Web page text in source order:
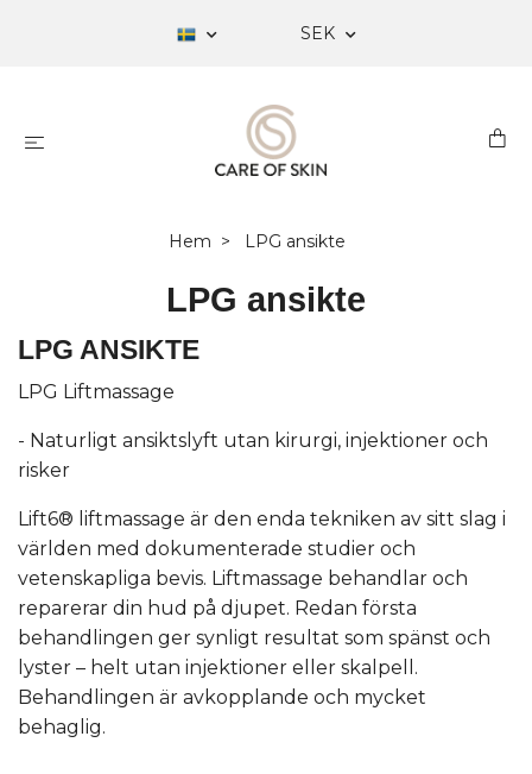
SEK
Hem LPG ansikte
LPG ansikte
LPG ANSIKTE
LPG Liftmassage
- Naturligt ansiktslyft utan kirurgi, injektioner och
risker
Lift6® liftmassage är den enda tekniken av sitt slag i
världen med dokumenterade studier och
vetenskapliga bevis. Liftmassage behandlar och
reparerar din hud på djupet. Redan första
behandlingen ger synligt resultat som spänst och
lyster – helt utan injektioner eller skalpell.
Behandlingen är avkopplande och mycket
behaglig.